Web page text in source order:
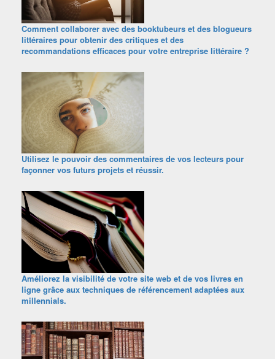
Comment collaborer avec des booktubeurs et des blogueurs
littéraires pour obtenir des critiques et des
recommandations efficaces pour votre entreprise littéraire ?
Utilisez le pouvoir des commentaires de vos lecteurs pour
façonner vos futurs projets et réussir.
Améliorez la visibilité de votre site web et de vos livres en
ligne grâce aux techniques de référencement adaptées aux
millennials.